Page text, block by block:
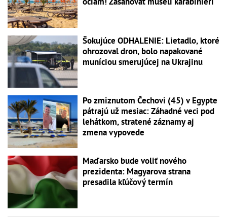
Šokujúce ODHALENIE: Lietadlo, ktoré
ohrozoval dron, bolo napakované
muníciou smerujúcej na Ukrajinu
Po zmiznutom Čechovi (45) v Egypte
pátrajú už mesiac: Záhadné veci pod
lehátkom, stratené záznamy aj
zmena vypovede
Maďarsko bude voliť nového
prezidenta: Magyarova strana
presadila kľúčový termín